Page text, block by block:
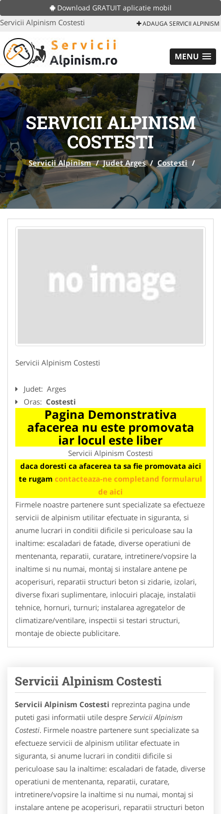
Download GRATUIT aplicatie mobil
Servicii Alpinism Costesti ADAUGA SERVICII ALPINISM
MENU
SERVICII ALPINISM
COSTESTI
Servicii Alpinism / Judet Arges / Costesti /
Servicii Alpinism Costesti
Judet: Arges
Oras: Costesti
Pagina Demonstrativa
afacerea nu este promovata
iar locul este liber
Servicii Alpinism Costesti
daca doresti ca afacerea ta sa fie promovata aici
te rugam contacteaza-ne completand formularul
de aici
Firmele noastre partenere sunt specializate sa efectueze
servicii de alpinism utilitar efectuate in siguranta, si
anume lucrari in conditii dificile si periculoase sau la
inaltime: escaladari de fatade, diverse operatiuni de
mentenanta, reparatii, curatare, intretinere/vopsire la
inaltime si nu numai, montaj si instalare antene pe
acoperisuri, reparatii structuri beton si zidarie, izolari,
diverse fixari suplimentare, inlocuiri placaje, instalatii
tehnice, hornuri, turnuri; instalarea agregatelor de
climatizare/ventilare, inspectii si testari structuri,
montaje de obiecte publicitare.
Servicii Alpinism Costesti
Servicii Alpinism Costesti reprezinta pagina unde
puteti gasi informatii utile despre Servicii Alpinism
Costesti. Firmele noastre partenere sunt specializate sa
efectueze servicii de alpinism utilitar efectuate in
siguranta, si anume lucrari in conditii dificile si
periculoase sau la inaltime: escaladari de fatade, diverse
operatiuni de mentenanta, reparatii, curatare,
intretinere/vopsire la inaltime si nu numai, montaj si
instalare antene pe acoperisuri, reparatii structuri beton